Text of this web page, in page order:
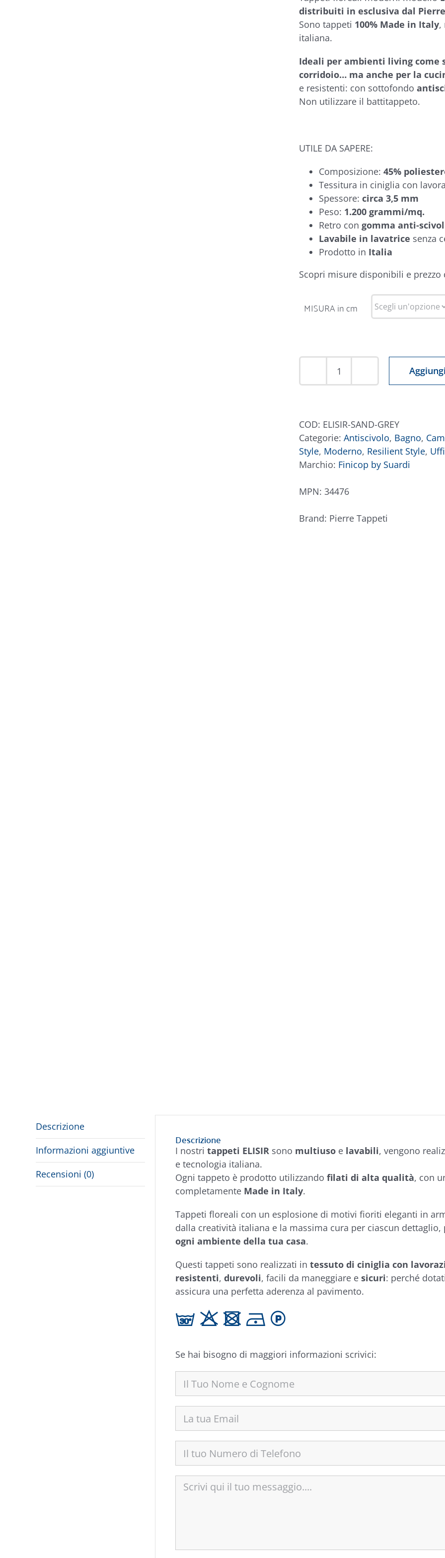
distribuiti in esclusiva dal
Sono tappeti 100% Made in Italy,
italiana.
Ideali per ambienti living come
corridoio… ma anche per la
e resistenti: con sottofondo
Non utilizzare il battitappeto.
UTILE DA SAPERE:
Composizione: 45%
Tessitura in ciniglia con
Spessore: circa 3,5 mm
Peso: 1.200 grammi/mq.
Retro con gomma anti-
Lavabile in lavatrice senza
Prodotto in Italia
Scopri misure disponibili e
MISURA in cm
Tappeto
quantità
COD: ELISIR-SAND-GREY
Categorie: Antiscivolo, Bagno,
Style, Moderno, Resilient Style,
Marchio: Finicop by Suardi
MPN: 34476
Brand: Pierre Tappeti
Descrizione
Informazioni aggiuntive
Recensioni (0)
Descrizione
I nostri tappeti ELISIR sono multiusoe lavabili, vengono
e tecnologia italiana.
Ogni tappeto è prodotto utilizzando filati di alta qualità, con
completamente Made in Italy.
Tappeti floreali con un esplosione di motivi fioriti eleganti in
dalla creatività italiana e la massima cura per ciascun
ogni ambiente della tua casa.
Questi tappeti sono realizzati in tessuto di ciniglia con
resistenti, durevoli, facili da maneggiare e sicuri: perché
assicura una perfetta aderenza al pavimento.
g H U D L
Se hai bisogno di maggiori informazioni scrivici: